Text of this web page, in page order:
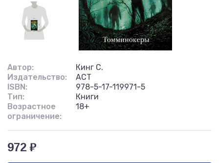
Автор:
Кинг С.
Издательство:
АСТ
ISBN:
978-5-17-119971-5
Тип:
Книги
Возрастное
ограничение:
18+
972 ₽